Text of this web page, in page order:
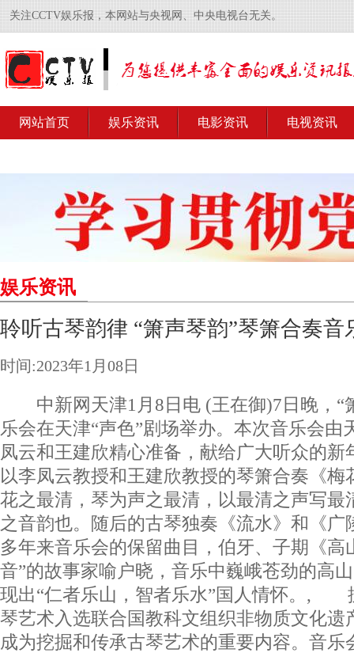
关注CCTV娱乐报，本网站与央视网、中央电视台无关。
网站首页 娱乐资讯 电影资讯 电视资讯
娱乐资讯
聆听古琴韵律 “箫声琴韵”琴箫合奏音
时间:2023年1月08日
中新网天津1月8日电 (王在御)7日晚，“
乐会在天津“声色”剧场举办。本次音乐会由
凤云和王建欣精心准备，献给广大听众
以李凤云教授和王建欣教授的琴箫合奏《梅
花之最清，琴为声之最清，以最清之声写最
之音韵也。随后的古琴独奏《流水》和《广
多年来音乐会的保留曲目，伯牙、子期《高
音”的故事家喻户晓，音乐中巍峨苍劲的高
现出“仁者乐山，智者乐水”国人情怀。,
琴艺术入选联合国教科文组织非物质文化遗
成为挖掘和传承古琴艺术的重要内容。音乐